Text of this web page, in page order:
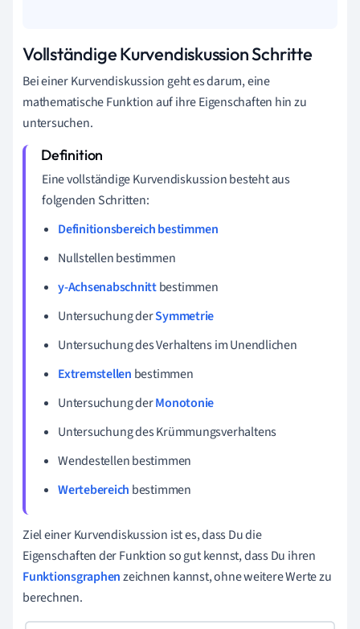
Vollständige Kurvendiskussion Schritte
Bei einer Kurvendiskussion geht es darum, eine
mathematische Funktion auf ihre Eigenschaften hin zu
untersuchen.
Eine vollständige Kurvendiskussion besteht aus
folgenden Schritten:
Definitionsbereich bestimmen
Nullstellen bestimmen
y-Achsenabschnittbestimmen
Untersuchung derSymmetrie
Untersuchung des Verhaltens im Unendlichen
Extremstellen bestimmen
Untersuchung derMonotonie
Untersuchung des Krümmungsverhaltens
Wendestellen bestimmen
Wertebereich bestimmen
Ziel einer Kurvendiskussion ist es, dass Du die
Eigenschaften der Funktion so gut kennst, dass Du ihren
Funktionsgraphenzeichnen kannst, ohne weitere Werte zu
berechnen.